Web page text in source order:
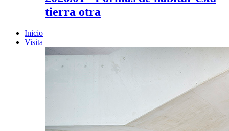
tierra otra
Inicio
Visita